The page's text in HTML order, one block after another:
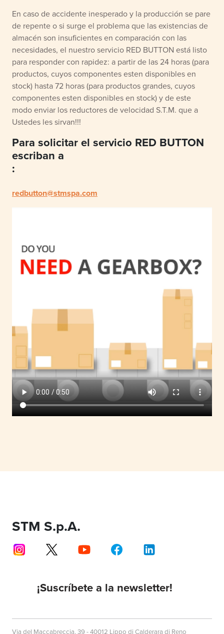
En caso de accidente inesperado y la producción se pare
de repente o si surge el problema que las existencias de
almacén son insuficientes en comparación con las
necesidades, el nuestro servicio RED BUTTON está listo
para responder con rapidez: a partir de las 24 horas (para
productos, cuyos componentes esten disponibles en
stock) hasta 72 horas (para productos grandes, cuyos
componentes esten disponibles en stock) y de este
modo enviar los reductores de velocidad S.T.M. que a
Ustedes les sirvan!!!
Para solicitar el servicio RED BUTTON
escriban a
:
redbutton@stmspa.com
STM S.p.A.
¡Suscríbete a la newsletter!
Via del Maccabreccia, 39 - 40012 Lippo di Calderara di Reno